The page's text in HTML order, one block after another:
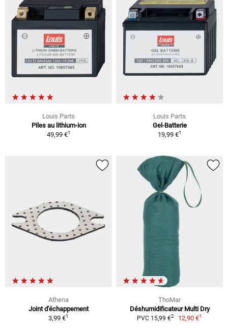
Louis Parts
Piles au lithium-ion
49,99 €1
Louis Parts
Gel-Batterie
19,99 €1
Athena
Joint d'échappement
3,99 €1
ThoMar
Déshumidificateur Multi Dry
PVC 15,99 €2 12,90 €1